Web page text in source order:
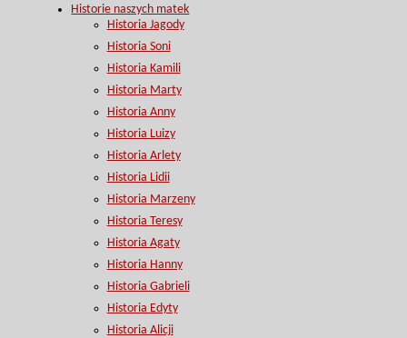
Historie naszych matek
Historia Jagody
Historia Soni
Historia Kamili
Historia Marty
Historia Anny
Historia Luizy
Historia Arlety
Historia Lidii
Historia Marzeny
Historia Teresy
Historia Agaty
Historia Hanny
Historia Gabrieli
Historia Edyty
Historia Alicji